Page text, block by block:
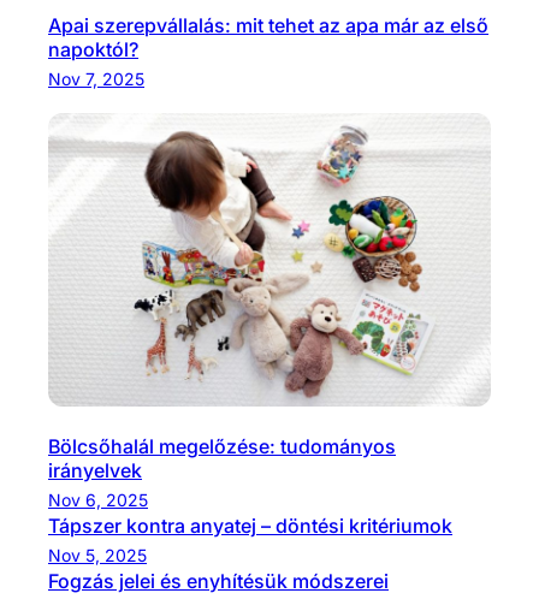
Apai szerepvállalás: mit tehet az apa már az első
napoktól?
Nov 7, 2025
Bölcsőhalál megelőzése: tudományos
irányelvek
Nov 6, 2025
Tápszer kontra anyatej – döntési kritériumok
Nov 5, 2025
Fogzás jelei és enyhítésük módszerei